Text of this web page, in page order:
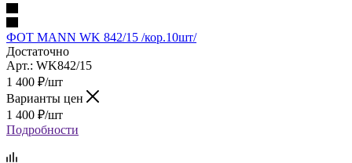
ФОТ MANN WK 842/15 /кор.10шт/
Достаточно
Арт.: WK842/15
1 400 ₽/шт
Варианты цен
1 400 ₽/шт
Подробности